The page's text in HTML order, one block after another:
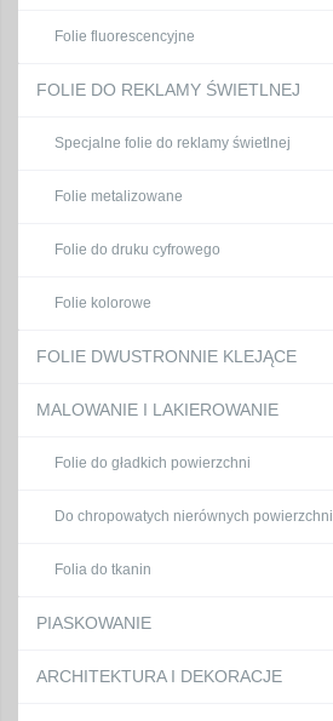
Folie fluorescencyjne
FOLIE DO REKLAMY ŚWIETLNEJ
Specjalne folie do reklamy świetlnej
Folie metalizowane
Folie do druku cyfrowego
Folie kolorowe
FOLIE DWUSTRONNIE KLEJĄCE
MALOWANIE I LAKIEROWANIE
Folie do gładkich powierzchni
Do chropowatych nierównych powierzchni
Folia do tkanin
PIASKOWANIE
ARCHITEKTURA I DEKORACJE